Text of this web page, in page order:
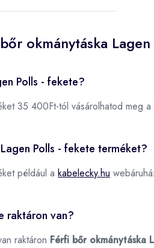
okmánytáska
Polls - fekete?
35 400Ft-tól vásárolhatod meg a
Polls - fekete terméket?
például a kabelecky.hu
raktáron van?
raktáron Férfi bőr okmánytáska